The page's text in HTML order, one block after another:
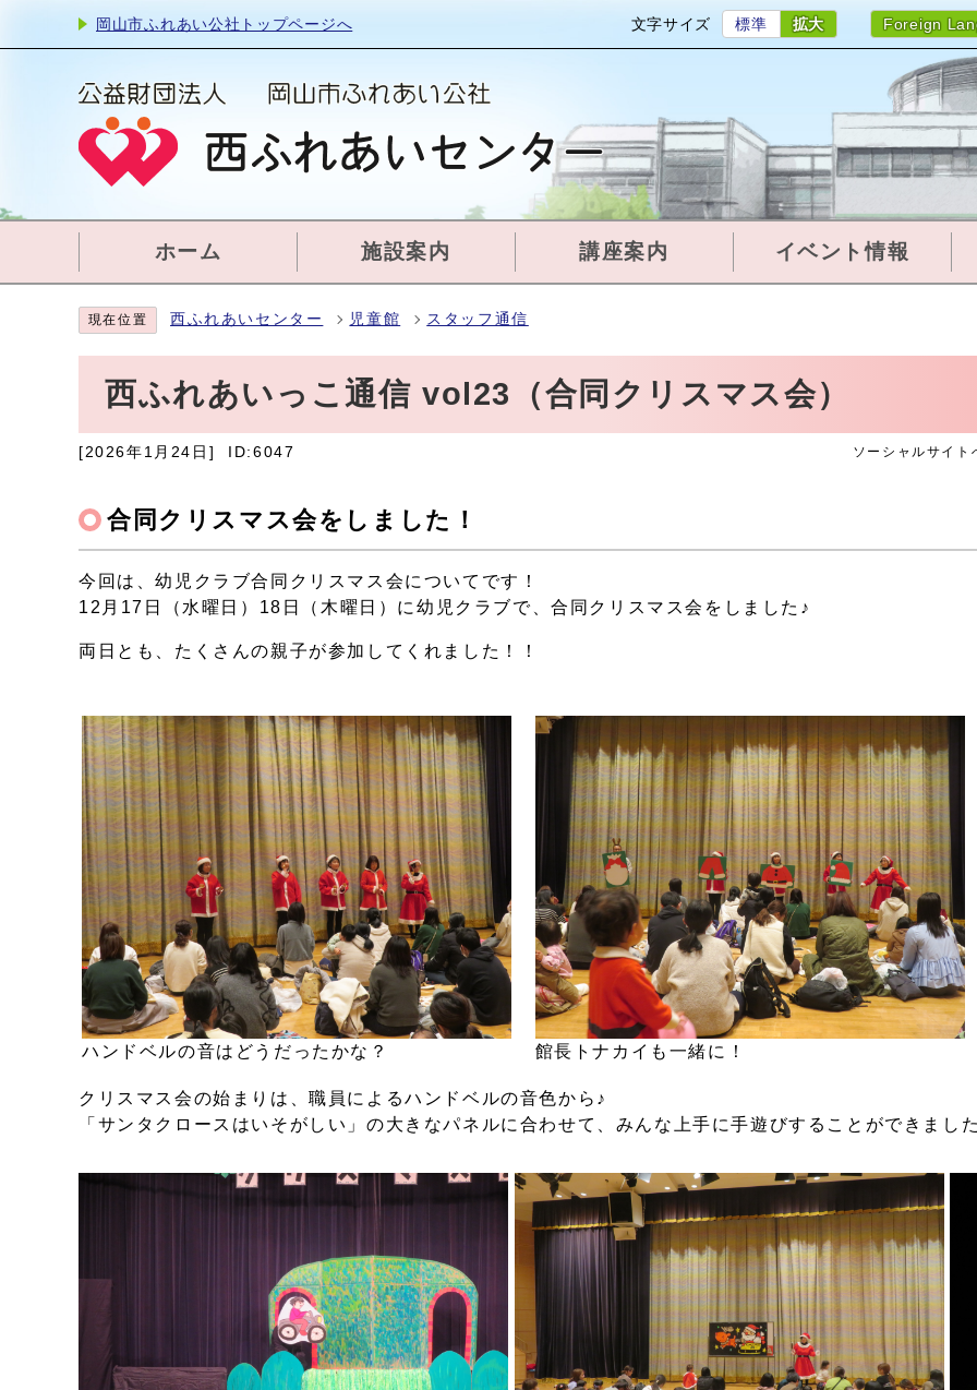
岡山市ふれあい公社トップページへ 文字サイズ 標準 拡大 Foreign
ホーム 施設案内 講座案内 イベント情報
現在位置 西ふれあいセンター 児童館 スタッフ通信
西ふれあいっこ通信 vol23（合同クリスマス会）
[2026年1月24日] ID:6047 ソーシャルサイト
合同クリスマス会をしました！
今回は、幼児クラブ合同クリスマス会についてです！
12月17日（水曜日）18日（木曜日）に幼児クラブで、合同クリスマス会をしました♪
両日とも、たくさんの親子が参加してくれました！！
ハンドベルの音はどうだったかな？ 館長トナカイも一緒に！
クリスマス会の始まりは、職員によるハンドベルの音色から♪
「サンタクロースはいそがしい」の大きなパネルに合わせて、みんな上手に手遊びすることができまし